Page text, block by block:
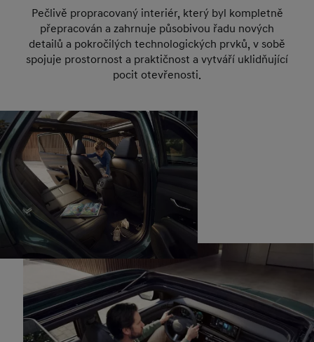
Pečlivě propracovaný interiér, který byl kompletně
přepracován a zahrnuje působivou řadu nových
detailů a pokročilých technologických prvků, v sobě
spojuje prostornost a praktičnost a vytváří uklidňující
pocit otevřenosti.